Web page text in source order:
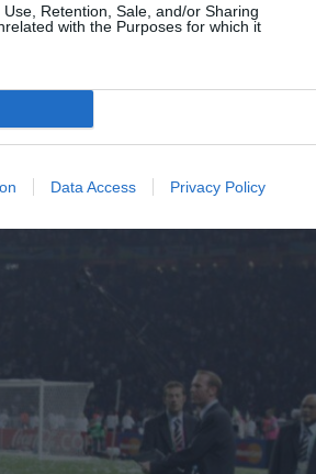
Retention, Sale, and/or Sharing
with the Purposes for which it
Data Access Privacy Policy
που είχε πέσει… ξερός από
διεθνείς τίτλους (3